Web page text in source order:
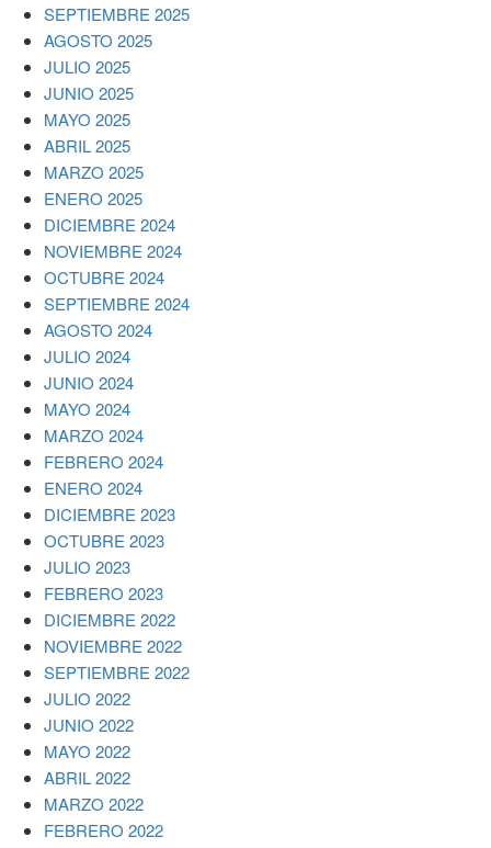
SEPTIEMBRE 2025
AGOSTO 2025
JULIO 2025
JUNIO 2025
MAYO 2025
ABRIL 2025
MARZO 2025
ENERO 2025
DICIEMBRE 2024
NOVIEMBRE 2024
OCTUBRE 2024
SEPTIEMBRE 2024
AGOSTO 2024
JULIO 2024
JUNIO 2024
MAYO 2024
MARZO 2024
FEBRERO 2024
ENERO 2024
DICIEMBRE 2023
OCTUBRE 2023
JULIO 2023
FEBRERO 2023
DICIEMBRE 2022
NOVIEMBRE 2022
SEPTIEMBRE 2022
JULIO 2022
JUNIO 2022
MAYO 2022
ABRIL 2022
MARZO 2022
FEBRERO 2022